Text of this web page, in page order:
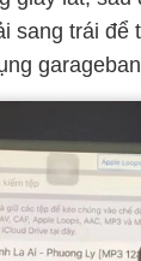
sang trái để